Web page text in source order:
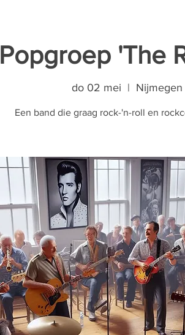
Popgroep 'The
do 02 mei
  |
Nijmegen
Een band die graag rock-'n-roll en